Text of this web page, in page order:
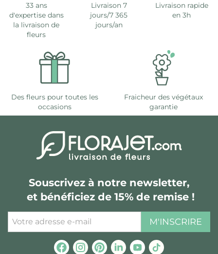
33 ans
d'expertise dans
la livraison de
fleurs
Livraison 7
jours/7 365
jours/an
Livraison rapide
en 3h
Des fleurs pour toutes les
occasions
Fraicheur des végétaux
garantie
Souscrivez à notre newsletter,
et bénéficiez de 15% de remise !
M'INSCRIRE